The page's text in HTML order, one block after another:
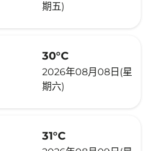
期五)
30°C
2026年08月08日(星
期六)
31°C